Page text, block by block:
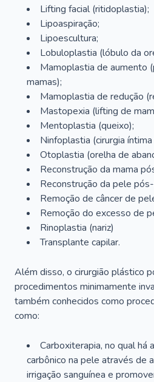
Lifting facial (ritidoplastia);
Lipoaspiração;
Lipoescultura;
Lobuloplastia (lóbulo da
Mamoplastia de aumento
mamas);
Mamoplastia de redução
Mastopexia (lifting de
Mentoplastia (queixo);
Ninfoplastia (cirurgia íntima
Otoplastia (orelha de
Reconstrução da mama
Reconstrução da pele
Remoção de câncer de
Remoção do excesso de
Rinoplastia (nariz)
Transplante capilar.
Além disso, o cirurgião plástico
procedimentos minimamente
também conhecidos como
como:
Carboxiterapia, no qual há
carbônico na pele através de
irrigação sanguínea e